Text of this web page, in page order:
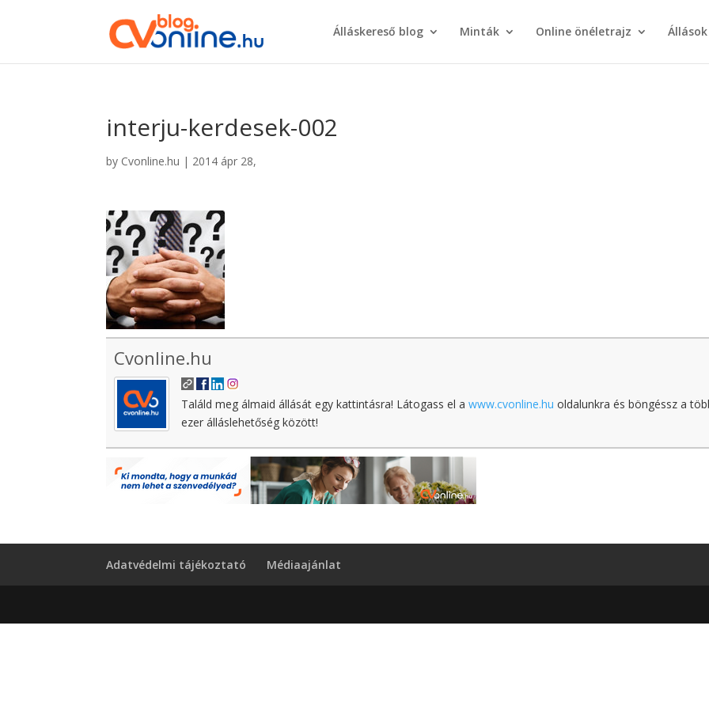
Álláskereső blog Minták Online önéletrajz Állások
interju-kerdesek-002
by Cvonline.hu | 2014 ápr 28,
Cvonline.hu
Találd meg álmaid állását egy kattintásra! Látogass el awww.cvonline.hu oldalunkra és böngéssz a
ezer álláslehetőség között!
Adatvédelmi tájékoztató Médiaajánlat